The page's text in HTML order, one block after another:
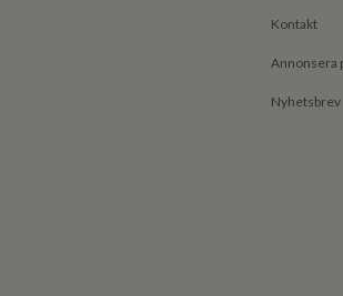
Kontakt
Annonsera
Nyhetsbrev